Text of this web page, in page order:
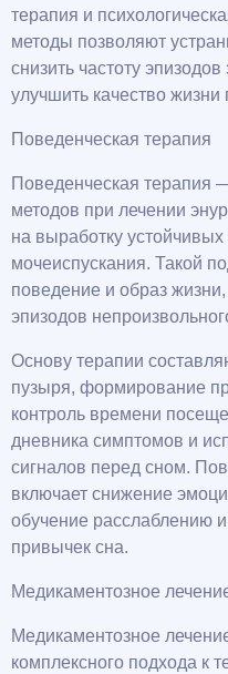
терапия и
методы позволяют
снизить частоту
улучшить качество жизни
Поведенческая терапия
Поведенческая терапия
методов при лечении
на выработку
мочеиспускания. Такой
поведение и образ жизни,
эпизодов
Основу терапии
пузыря, формирование
контроль времени
дневника симптомов и
сигналов перед сном.
включает снижение
обучение расслаблению
привычек сна.
Медикаментозное
Медикаментозное
комплексного подхода к